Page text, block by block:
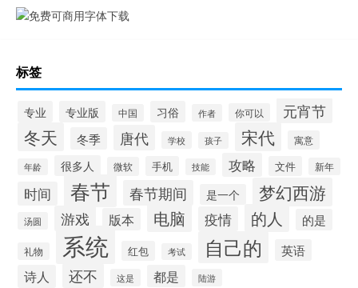
标签
专业 专业版 中国 习俗 作者 你可以 元宵节
冬天 冬季 唐代 学校 孩子 宋代 寓意
年龄 很多人 微软 手机 技能 攻略 文件 新年
时间 春节 春节期间 是一个 梦幻西游
汤圆 游戏 版本 电脑 疫情 的人 的是
礼物 系统 红包 考试 自己的 英语
诗人 还不 这是 都是 陆游